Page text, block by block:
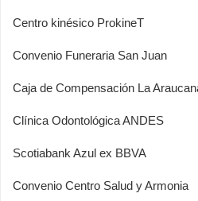
Centro kinésico ProkineT
Convenio Funeraria San Juan
Caja de Compensación La
Clínica Odontológica ANDES
Scotiabank Azul ex BBVA
Convenio Centro Salud y Armonia